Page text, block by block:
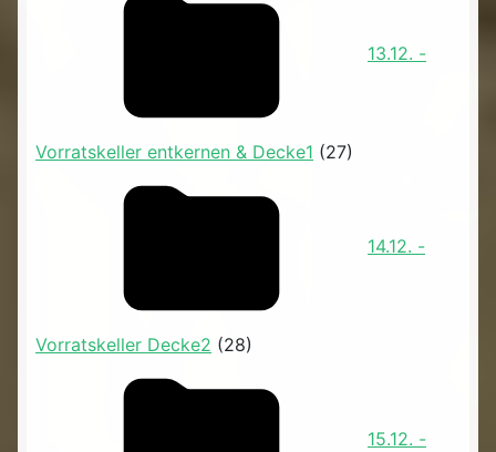
13.12. -
Vorratskeller entkernen & Decke1 (27)
14.12. -
Vorratskeller Decke2 (28)
15.12. -